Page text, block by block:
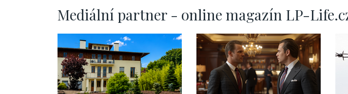
Mediální partner - online magazín LP-